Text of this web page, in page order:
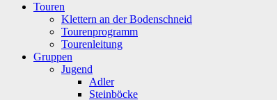
Touren
Klettern an der Bodenschneid
Tourenprogramm
Tourenleitung
Gruppen
Jugend
Adler
Steinböcke